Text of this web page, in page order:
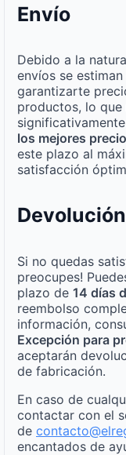
Envío
Debido a la
envíos se estiman
garantizarte
productos, lo
los mejores
este plazo al
satisfacción
Devolución
Si no quedas
preocupes!
plazo de 14 días
reembolso
información,
Excepción para
aceptarán
de fabricación.
En caso de
contactar con el
de
encantados de